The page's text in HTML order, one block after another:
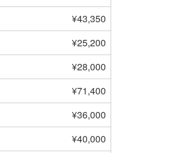
¥43,350
¥25,200
¥28,000
¥71,400
¥36,000
¥40,000